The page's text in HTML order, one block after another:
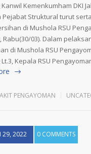
Kemenkumham DKI
Pejabat Struktural turut
di Mushola RSU
Rabu(30/03). Dalam
di Mushola RSU
Kepala RSU
PENGAYOMAN
29, 2022 0 COMMENTS